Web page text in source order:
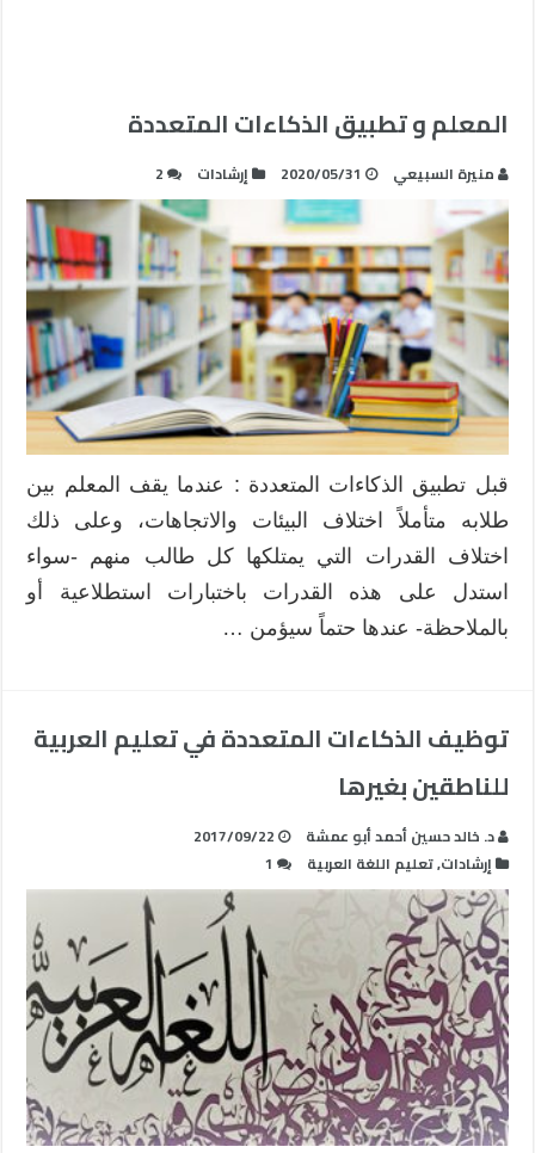
المعلم و تطبيق الذكاءات المتعددة
منيرة السبيعي 2020/05/31 إرشادات 2
قبل تطبيق الذكاءات المتعددة : عندما يقف المعلم بين
طلابه متأملاً اختلاف البيئات والاتجاهات، وعلى ذلك
اختلاف القدرات التي يمتلكها كل طالب منهم -سواء
استدل على هذه القدرات باختبارات استطلاعية أو
بالملاحظة- عندها حتماً سيؤمن …
توظيف الذكاءات المتعددة في تعليم العربية
للناطقين بغيرها
د. خالد حسين أحمد أبو عمشة
2017/09/22
إرشادات,تعليم اللغة العربية 1